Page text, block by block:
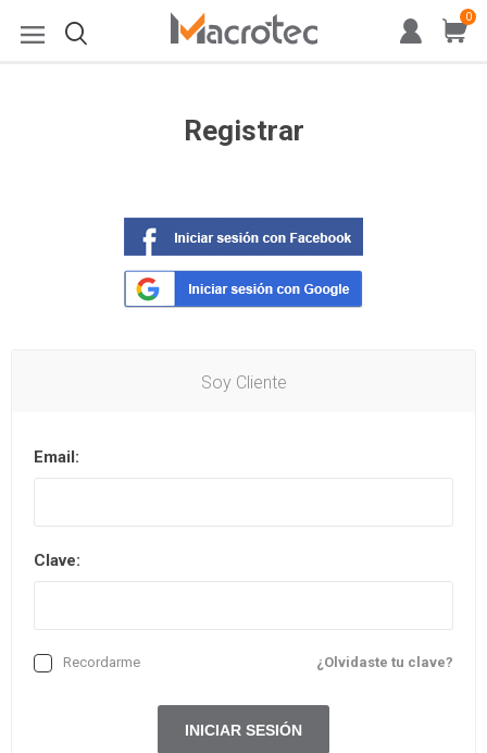
0
Registrar
Soy Cliente
Email:
Clave:
¿Olvidaste tu clave?
Recordarme